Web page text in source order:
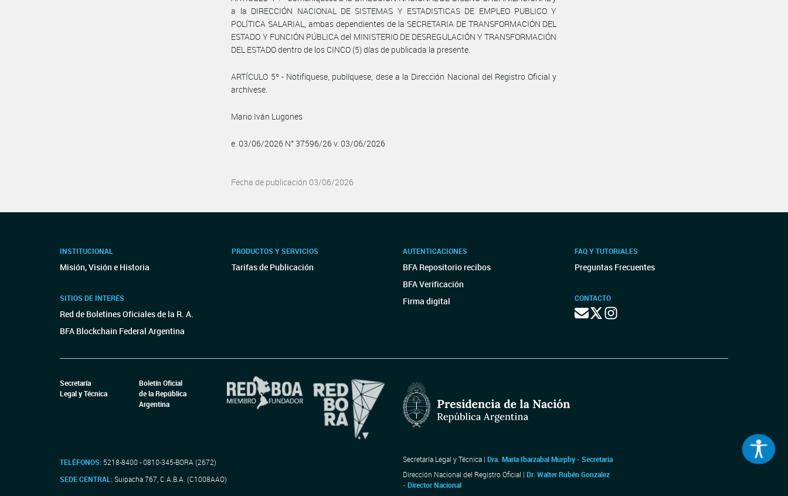
a la DIRECCIÓN NACIONAL DE SISTEMAS Y ESTADISTICAS DE EMPLEO PUBLICO Y
POLÍTICA SALARIAL, ambas dependientes de la SECRETARIA DE TRANSFORMACIÓN DEL
ESTADO Y FUNCIÓN PÚBLICA del MINISTERIO DE DESREGULACIÓN Y TRANSFORMACIÓN
DEL ESTADO dentro de los CINCO (5) días de publicada la presente.
ARTÍCULO 5º - Notifíquese, publíquese, dese a la Dirección Nacional del Registro Oficial y
archívese.
Mario Iván Lugones
e. 03/06/2026 N° 37596/26 v. 03/06/2026
Fecha de publicación 03/06/2026
INSTITUCIONAL
Misión, Visión e Historia
SITIOS DE INTERÉS
Red de Boletines Oficiales de la R. A.
BFA Blockchain Federal Argentina
PRODUCTOS Y SERVICIOS
Tarifas de Publicación
AUTENTICACIONES
BFA Repositorio recibos
BFA Verificación
Firma digital
FAQ Y TUTORIALES
Preguntas Frecuentes
CONTACTO
Secretaría
Legal y Técnica
Boletín Oficial
de la República
Argentina
TELÉFONOS: 5218-8400 - 0810-345-BORA (2672)
SEDE CENTRAL:Suipacha 767, C.A.B.A. (C1008AAO)
Secretaría Legal y Técnica | Dra. María Ibarzabal Murphy - Secretaria
Dirección Nacional del Registro Oficial | Dr. Walter Rubén Gonzalez
- Director Nacional